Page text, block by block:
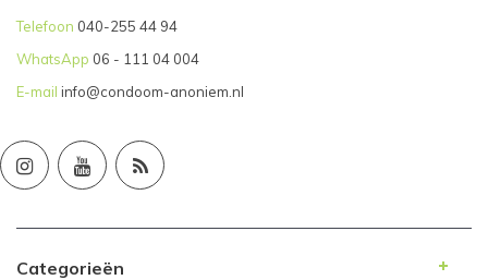
Telefoon 040-255 44 94
WhatsApp 06 - 111 04 004
E-mail info@condoom-anoniem.nl
Categorieën